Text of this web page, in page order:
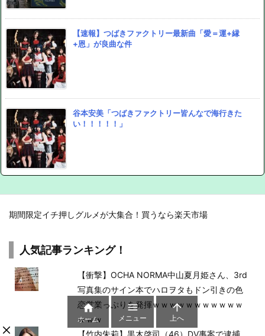
【速報】つばきファクトリー最新曲「愛＝運+縁
+恩」が良曲な件
谷本安美「つばきファクトリー皆んなで海行きた
い！！！！！」
期間限定イチ押しグルメが大集合！買うなら楽天市場
人気記事ランキング！
【衝撃】OCHA NORMA中山夏月姫さん、3rd
写真集のサイン本でハロヲタもドン引きの色
恋営業っぷりを発揮ｗｗｗｗｗｗｗｗｗｗｗ
ｗｗｗ
【竹内朱莉】黒木啓司（46）DV事案で逮捕

ホーム

メニュー

上へ